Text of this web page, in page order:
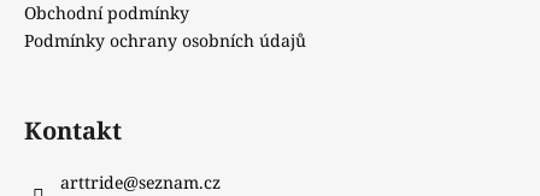
Obchodní podmínky
Podmínky ochrany osobních údajů
Kontakt
arttride@seznam.cz